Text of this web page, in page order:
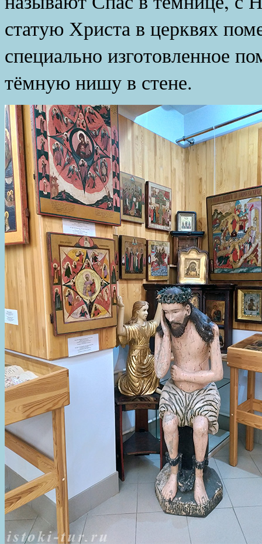
статую Христа в церквях
специально изготовленное
тёмную нишу в стене.